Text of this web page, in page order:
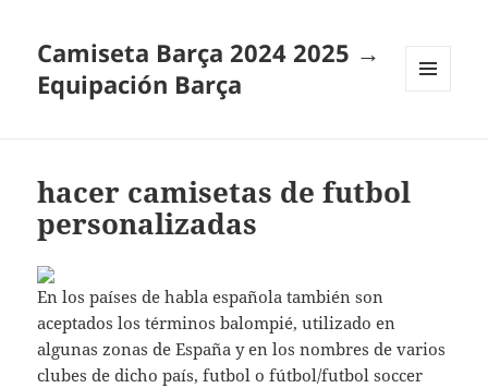
Camiseta Barça 2024 2025 →
Equipación Barça
hacer camisetas de futbol
personalizadas
En los países de habla española también son
aceptados los términos balompié, utilizado en
algunas zonas de España y en los nombres de varios
clubes de dicho país, futbol o fútbol/futbol soccer